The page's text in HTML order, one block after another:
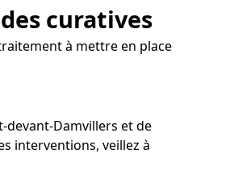
curatives
à mettre en place
Damvillers et de
interventions, veillez à